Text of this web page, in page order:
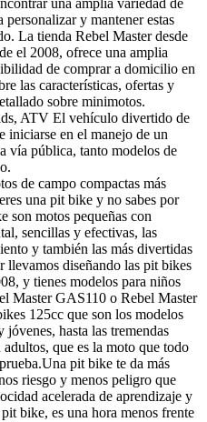
una amplia variedad de
personalizar y mantener estas
La tienda Rebel Master desde
el 2008, ofrece una amplia
de comprar a domicilio en
las características, ofertas y
sobre minimotos.
ATV El vehículo divertido de
iniciarse en el manejo de un
vía pública, tanto modelos de
de campo compactas más
una pit bike y no sabes por
son motos pequeñas con
sencillas y efectivas, las
y también las más divertidas
llevamos diseñando las pit bikes
y tienes modelos para niños
Master GAS110 o Rebel Master
125cc que son los modelos
jóvenes, hasta las tremendas
que es la moto que todo
pit bike te da más
riesgo y menos peligro que
acelerada de aprendizaje y
bike, es una hora menos frente